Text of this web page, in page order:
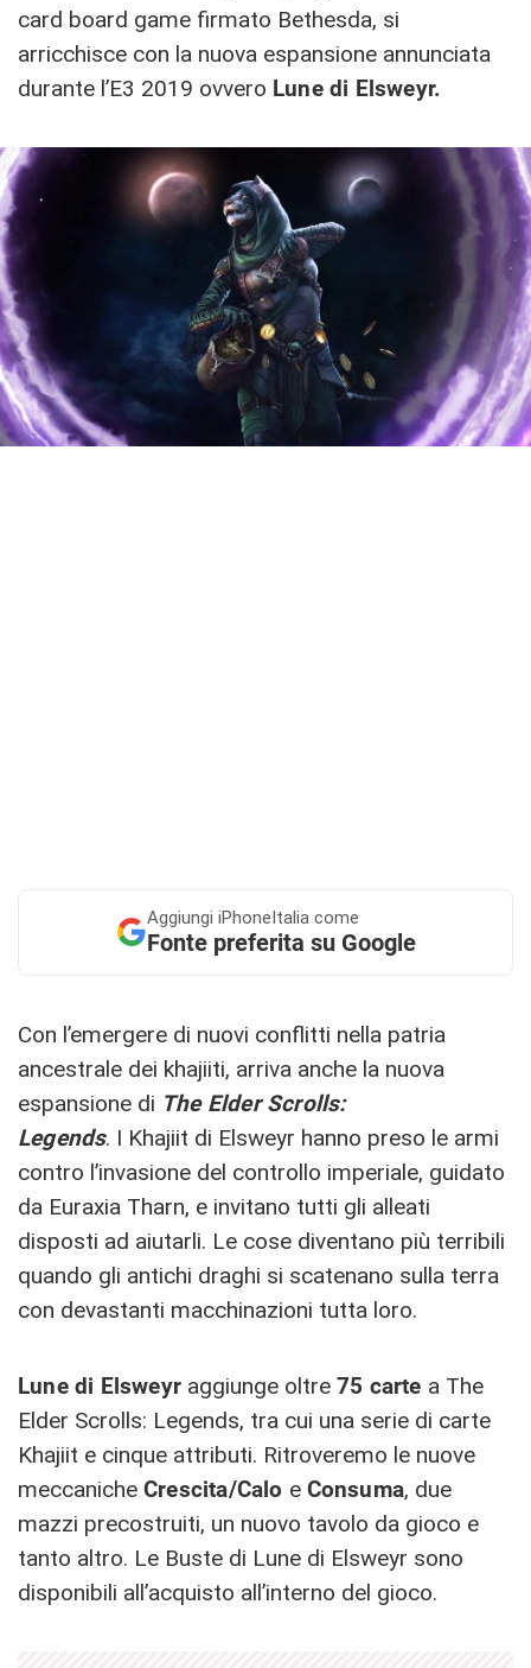
card board game firmato Bethesda, si
arricchisce con la nuova espansione annunciata
durante l’E3 2019 ovvero Lune di Elsweyr.
Aggiungi iPhoneItalia come
Fonte preferita su Google
Con l’emergere di nuovi conflitti nella patria
ancestrale dei khajiiti, arriva anche la nuova
espansione di The Elder Scrolls:
Legends. I Khajiit di Elsweyr hanno preso le armi
contro l’invasione del controllo imperiale, guidato
da Euraxia Tharn, e invitano tutti gli alleati
disposti ad aiutarli. Le cose diventano più terribili
quando gli antichi draghi si scatenano sulla terra
con devastanti macchinazioni tutta loro.
Lune di Elsweyr aggiunge oltre 75 carte a The
Elder Scrolls: Legends, tra cui una serie di carte
Khajiit e cinque attributi. Ritroveremo le nuove
meccaniche Crescita/Calo e Consuma, due
mazzi precostruiti, un nuovo tavolo da gioco e
tanto altro. Le Buste di Lune di Elsweyr sono
disponibili all’acquisto all’interno del gioco.